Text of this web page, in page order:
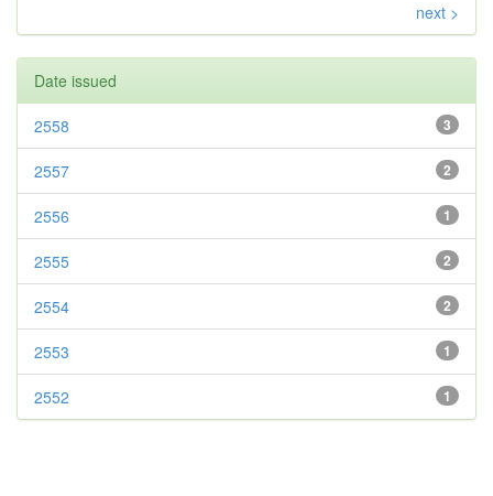
next >
Date issued
3
2558
2
2557
1
2556
2
2555
2
2554
1
2553
1
2552